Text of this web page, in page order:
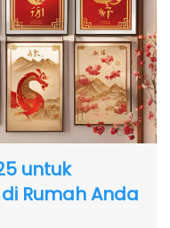
untuk
Rumah Anda